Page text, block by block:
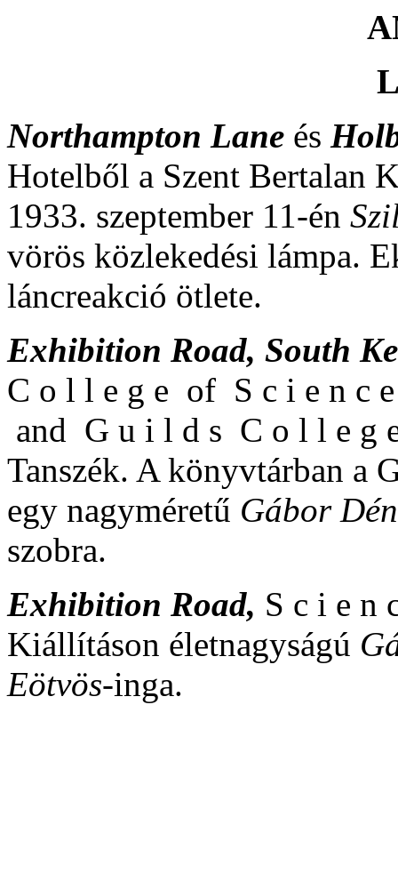
Northampton Lane és
Hotelből a Szent Bertalan
1933. szeptember 11-én
vörös közlekedési lámpa.
láncreakció ötlete.
Exhibition Road, South
C o l l e g e of S c i e n c
and G u i l d s C o l l e g
Tanszék. A könyvtárban a
egy nagyméretű Gábor
szobra.
Exhibition Road, S c i e n
Kiállításon életnagyságú
Eötvös-inga.